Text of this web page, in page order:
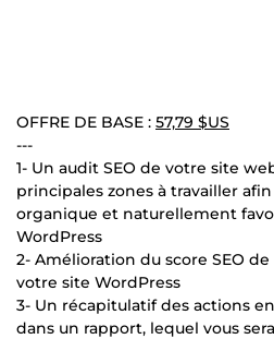
OFFRE DE BASE : 57,79 $US
---
1- Un audit SEO de votre site
principales zones à travailler
organique et naturellement
WordPress
2- Amélioration du score SEO
votre site WordPress
3- Un récapitulatif des actions
dans un rapport, lequel vous